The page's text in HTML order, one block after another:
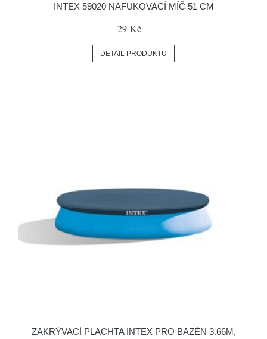
INTEX 59020 NAFUKOVACÍ MÍČ 51 CM
29 Kč
DETAIL PRODUKTU
ZAKRÝVACÍ PLACHTA INTEX PRO BAZÉN 3.66M,